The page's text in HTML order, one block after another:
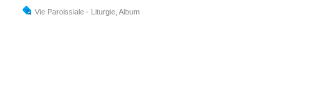
Vie Paroissiale - Liturgie Album